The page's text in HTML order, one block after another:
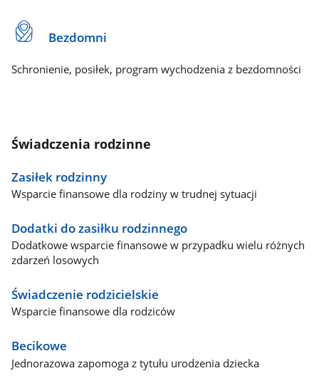
Bezdomni
Schronienie, posiłek, program wychodzenia z bezdomności
Świadczenia rodzinne
Zasiłek rodzinny
Wsparcie finansowe dla rodziny w trudnej sytuacji
Dodatki do zasiłku rodzinnego
Dodatkowe wsparcie finansowe w przypadku wielu różnych
zdarzeń losowych
Świadczenie rodzicielskie
Wsparcie finansowe dla rodziców
Becikowe
Jednorazowa zapomoga z tytułu urodzenia dziecka